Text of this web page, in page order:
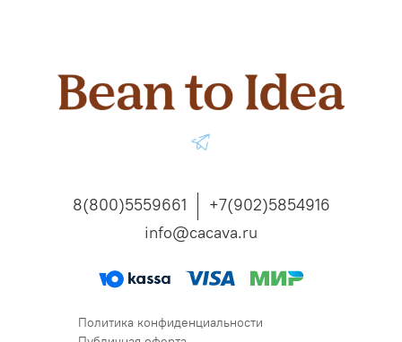
8(800)5559661
+7(902)5854916
info@cacava.ru
Политика конфиденциальности